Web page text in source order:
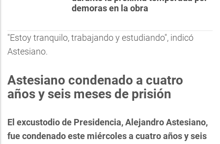
demoras en la obra
"Estoy tranquilo, trabajando y estudiando", indicó
Astesiano.
Astesiano condenado a cuatro
años y seis meses de prisión
El excustodio de Presidencia, Alejandro Astesiano,
fue condenado este miércoles a cuatro años y seis